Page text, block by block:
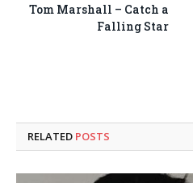
Tom Marshall – Catch a
Falling Star
RELATED POSTS